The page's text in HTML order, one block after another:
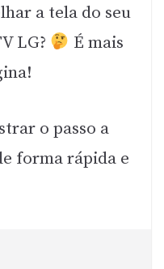
a tela do seu
LG?
É mais
o passo a
forma rápida e